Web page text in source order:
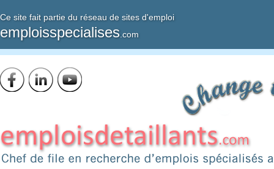
Ce site fait partie du réseau de sites d'emploi
emploisspecialises .com